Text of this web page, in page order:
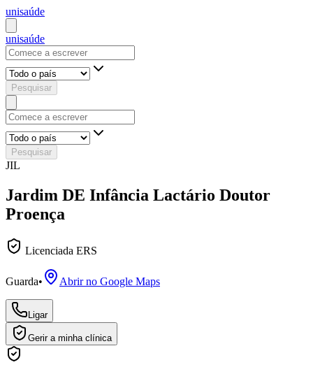
unisaúde
unisaúde
Pesquisar
Pesquisar
JIL
Jardim DE Infância Lactário Doutor
Proença
Licenciada ERS
Guarda• Abrir no Google Maps
Ligar
Gerir a minha clínica